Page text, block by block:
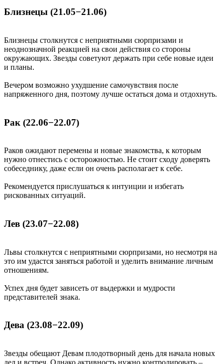
Близнецы (21.05−21.06)
Близнецы столкнутся с неприятными сюрпризами и
неоднозначной реакцией на свои действия со стороны
окружающих. Звезды советуют держать при себе новые идеи
и планы.
Вечером возможно ухудшение самочувствия после
напряженного дня, поэтому лучше остаться дома и отдохнуть.
Рак (22.06−22.07)
Раков ожидают перемены и новые знакомства, к которым
нужно отнестись с осторожностью. Не стоит сходу доверять
собеседнику, даже если он очень располагает к себе.
Рекомендуется прислушаться к интуиции и избегать
рискованных ситуаций.
Лев (23.07−22.08)
Львы столкнутся с неприятными сюрпризами, но несмотря на
это им удастся заняться работой и уделить внимание личным
отношениям.
Успех дня будет зависеть от выдержки и мудрости
представителей знака.
Дева (23.08−22.09)
Звезды обещают Девам плодотворный день для начала новых